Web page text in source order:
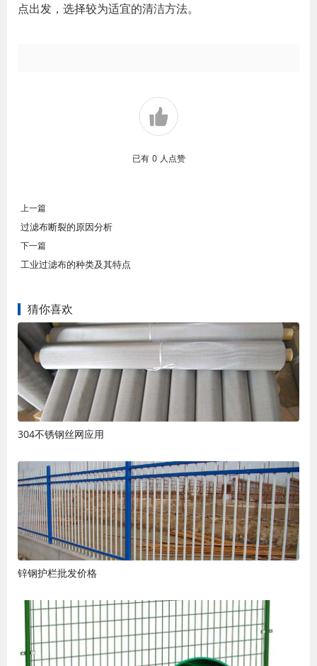
点出发，选择较为适宜的清洁方法。
已有 0 人点赞
上一篇
过滤布断裂的原因分析
下一篇
工业过滤布的种类及其特点
猜你喜欢
304不锈钢丝网应用
锌钢护栏批发价格